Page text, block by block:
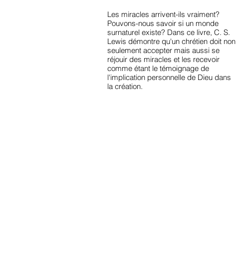
Les miracles arrivent-ils vraiment?
Pouvons-nous savoir si un monde
surnaturel existe? Dans ce livre, C. S.
Lewis démontre qu'un chrétien doit non
seulement accepter mais aussi se
réjouir des miracles et les recevoir
comme étant le témoignage de
l'implication personnelle de Dieu dans
la création.